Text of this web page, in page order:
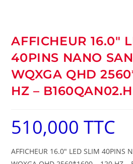
AFFICHEUR 16.0″
40PINS NANO
WQXGA QHD
HZ – B160QAN02.H
510,000TTC
AFFICHEUR 16.0″ LED SLIM 40PINS